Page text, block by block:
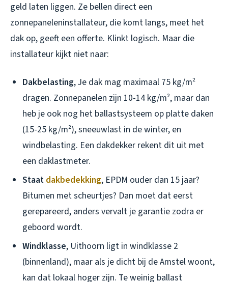
geld laten liggen. Ze bellen direct een
zonnepaneleninstallateur, die komt langs, meet het
dak op, geeft een offerte. Klinkt logisch. Maar die
installateur kijkt niet naar:
Dakbelasting, Je dak mag maximaal 75 kg/m²
dragen. Zonnepanelen zijn 10-14 kg/m², maar dan
heb je ook nog het ballastsysteem op platte daken
(15-25 kg/m²), sneeuwlast in de winter, en
windbelasting. Een dakdekker rekent dit uit met
een daklastmeter.
Staat dakbedekking, EPDM ouder dan 15 jaar?
Bitumen met scheurtjes? Dan moet dat eerst
gerepareerd, anders vervalt je garantie zodra er
geboord wordt.
Windklasse, Uithoorn ligt in windklasse 2
(binnenland), maar als je dicht bij de Amstel woont,
kan dat lokaal hoger zijn. Te weinig ballast